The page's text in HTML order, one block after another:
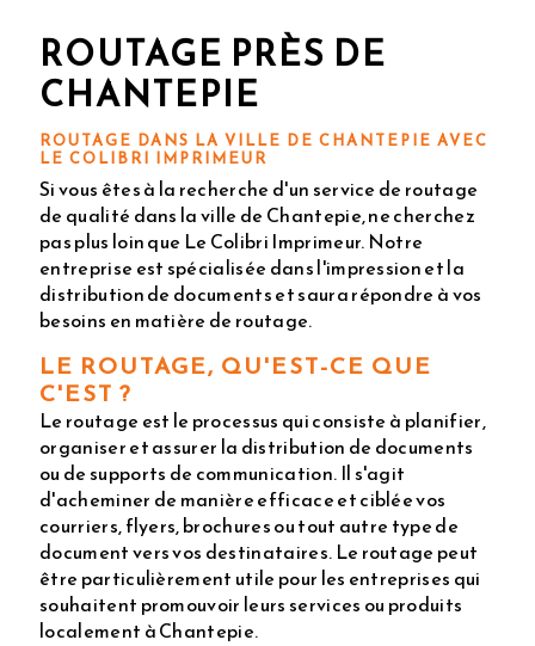
ROUTAGE PRÈS DE
CHANTEPIE
ROUTAGE DANS LA VILLE DE CHANTEPIE AVEC
LE COLIBRI IMPRIMEUR
Si vous êtes à la recherche d'un service de routage
de qualité dans la ville de Chantepie, ne cherchez
pas plus loin que Le Colibri Imprimeur. Notre
entreprise est spécialisée dans l'impression et la
distribution de documents et saura répondre à vos
besoins en matière de routage.
LE ROUTAGE, QU'EST-CE QUE
C'EST ?
Le routage est le processus qui consiste à planifier,
organiser et assurer la distribution de documents
ou de supports de communication. Il s'agit
d'acheminer de manière efficace et ciblée vos
courriers, flyers, brochures ou tout autre type de
document vers vos destinataires. Le routage peut
être particulièrement utile pour les entreprises qui
souhaitent promouvoir leurs services ou produits
localement à Chantepie.